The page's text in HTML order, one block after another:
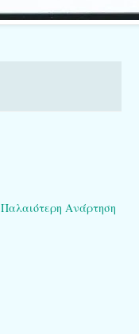
Παλαιότερη Ανάρτηση